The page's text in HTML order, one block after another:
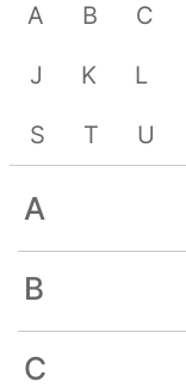
A B C
J K L
S T U
A
B
C